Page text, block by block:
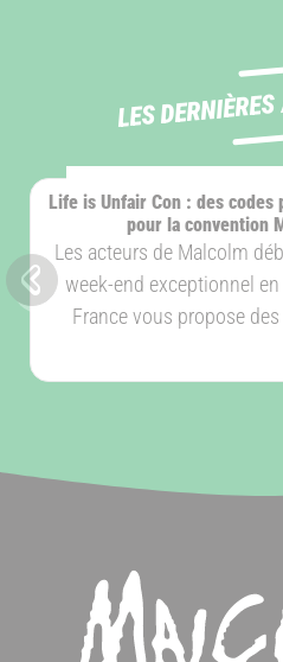
LES
Life is Unfair Con : des
pour la convention
Les acteurs de Malcolm
week-end exceptionnel
France vous propose
Slide précédente